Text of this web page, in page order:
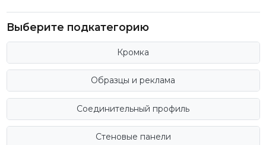
Выберите подкатегорию
Кромка
Образцы и реклама
Соединительный профиль
Стеновые панели